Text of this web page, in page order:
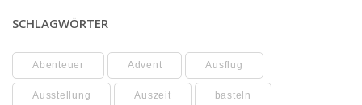
SCHLAGWÖRTER
Abenteuer Advent Ausflug
Ausstellung Auszeit basteln